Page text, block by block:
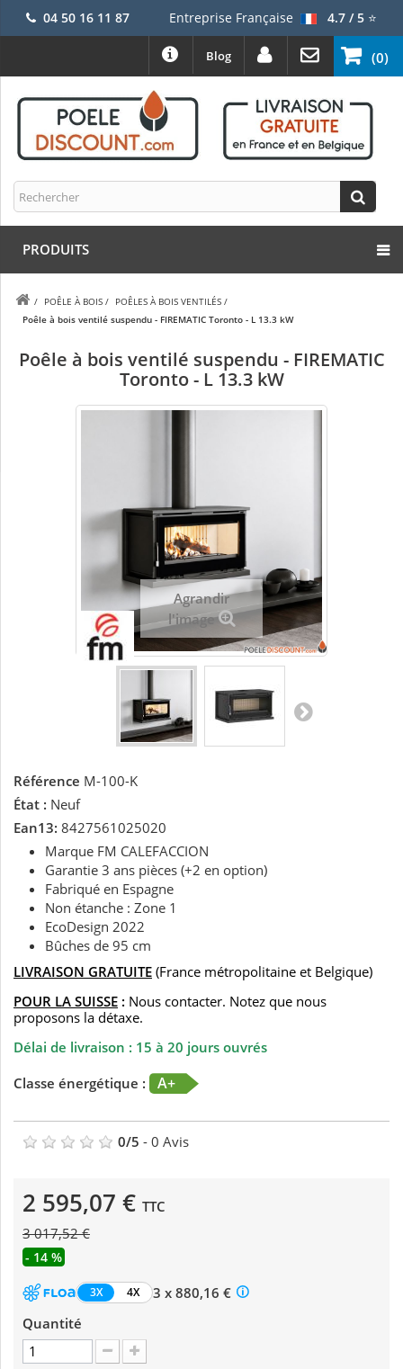
04 50 16 11 87 Entreprise Française 4.7 / 5⭐
(0)
Blog
PRODUITS
/ POÊLE À BOIS / POÊLES À BOIS VENTILÉS /
Poêle à bois ventilé suspendu - FIREMATIC Toronto - L 13.3 kW
Poêle à bois ventilé suspendu - FIREMATIC
Toronto - L 13.3 kW
Agrandir
l'image
Référence M-100-K
État : Neuf
Ean13: 8427561025020
Marque FM CALEFACCION
Garantie 3 ans pièces (+2 en option)
Fabriqué en Espagne
Non étanche : Zone 1
EcoDesign 2022
Bûches de 95 cm
LIVRAISON GRATUITE (France métropolitaine et Belgique)
POUR LA SUISSE : Nous contacter. Notez que nous
proposons la détaxe.
Délai de livraison : 15 à 20 jours ouvrés
Classe énergétique :
A+
0/5 - 0 Avis
2 595,07 € TTC
3 017,52 €
- 14 %
3X 4X
3 x 880,16 €
Quantité